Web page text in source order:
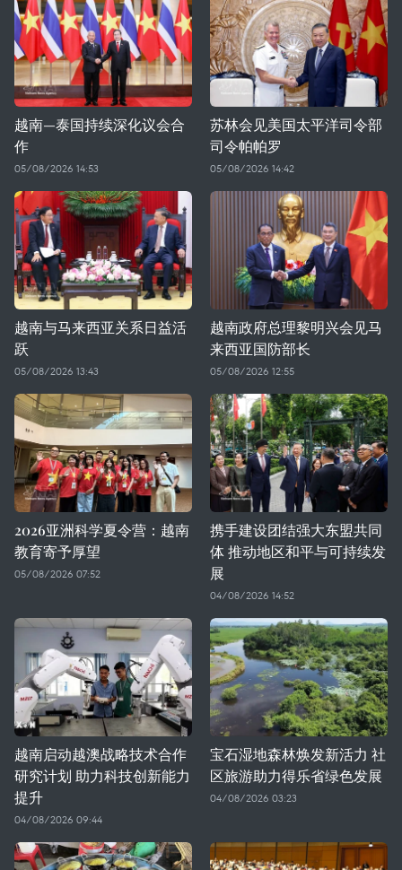
越南—泰国持续深化议会合
作
05/08/2026 14:53
苏林会见美国太平洋司令部
司令帕帕罗
05/08/2026 14:42
越南与马来西亚关系日益活
跃
05/08/2026 13:43
越南政府总理黎明兴会见马
来西亚国防部长
05/08/2026 12:55
2026亚洲科学夏令营：越南
教育寄予厚望
05/08/2026 07:52
携手建设团结强大东盟共同
体 推动地区和平与可持续发
展
04/08/2026 14:52
越南启动越澳战略技术合作
研究计划 助力科技创新能力
提升
04/08/2026 09:44
宝石湿地森林焕发新活力 社
区旅游助力得乐省绿色发展
04/08/2026 03:23